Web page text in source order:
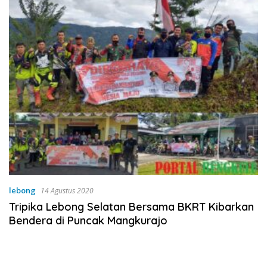
lebong 14 Agustus 2020
Tripika Lebong Selatan Bersama BKRT Kibarkan
Bendera di Puncak Mangkurajo